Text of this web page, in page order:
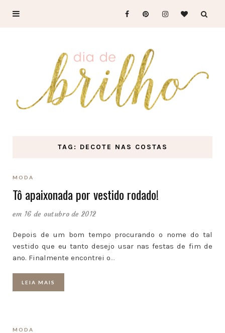
TAG: DECOTE NAS COSTAS
MODA
Tô apaixonada por vestido rodado!
em 16 de outubro de 2012
Depois de um bom tempo procurando o nome do tal
vestido que eu tanto desejo usar nas festas de fim de
ano. Finalmente encontrei o…
LEIA MAIS
MODA